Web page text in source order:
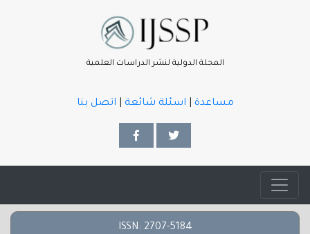
المجلة الدولية لنشر الدراسات العلمية
مساعدة اسئلة شائعة اتصل بنا
ISSN: 2707-5184